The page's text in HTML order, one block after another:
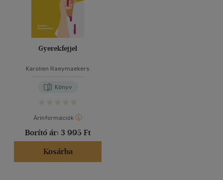
Gyerekfejjel
Karolien Raeymaekers
Könyv
Árinformációk
Borító ár: 3 995 Ft
Kosárba